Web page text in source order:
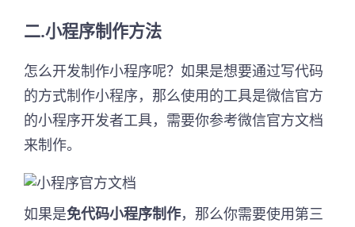
二.小程序制作方法
怎么开发制作小程序呢？如果是想要通过写代码
的方式制作小程序，那么使用的工具是微信官方
的小程序开发者工具，需要你参考微信官方文档
来制作。
如果是免代码小程序制作，那么你需要使用第三